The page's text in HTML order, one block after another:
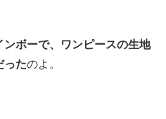
ボーで、ワンピースの生地
ったのよ。